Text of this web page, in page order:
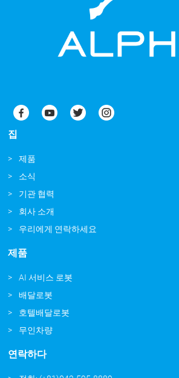
집
제품
소식
기관 협력
회사 소개
우리에게 연락하세요
제품
AI 서비스 로봇
배달로봇
호텔배달로봇
무인차량
연락하다